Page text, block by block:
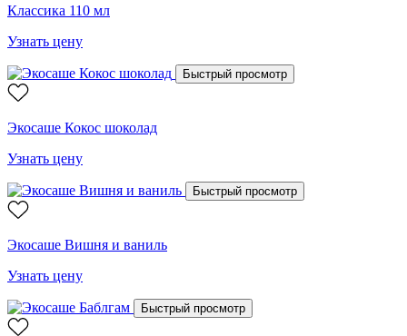
Классика 110 мл
Узнать цену
Быстрый просмотр
Экосаше Кокос шоколад
Узнать цену
Быстрый просмотр
Экосаше Вишня и ваниль
Узнать цену
Быстрый просмотр